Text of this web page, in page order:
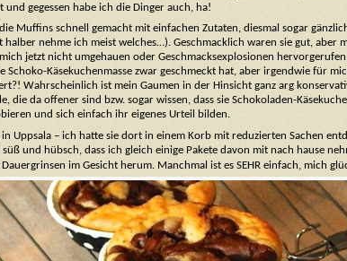
gegessen habe ich die Dinger auch, ha!
Muffins schnell gemacht mit einfachen Zutaten, diesmal sogar
nehme ich meist welches…). Geschmacklich waren sie gut, aber
jetzt nicht umgehauen oder Geschmacksexplosionen
Schoko-Käsekuchenmasse zwar geschmeckt hat, aber irgendwie für
Wahrscheinlich ist mein Gaumen in der Hinsicht ganz arg
die da offener sind bzw. sogar wissen, dass sie Schokoladen-
und sich einfach ihr eigenes Urteil bilden.
Uppsala – ich hatte sie dort in einem Korb mit reduzierten Sachen
und hübsch, dass ich gleich einige Pakete davon mit nach hause
im Gesicht herum. Manchmal ist es SEHR einfach, mich